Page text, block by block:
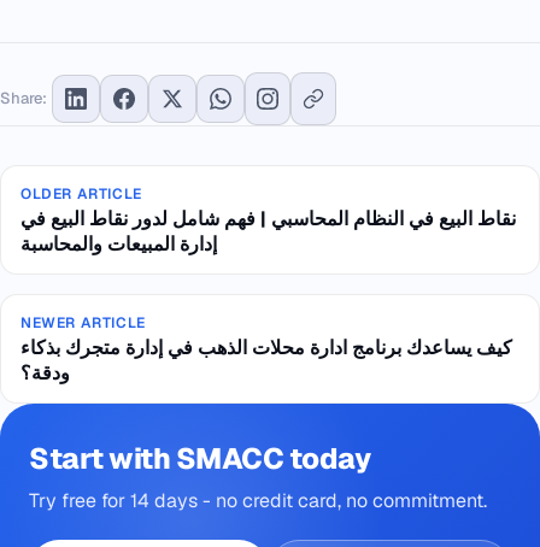
Share:
OLDER ARTICLE
نقاط البيع في النظام المحاسبي | فهم شامل لدور نقاط البيع في
إدارة المبيعات والمحاسبة
NEWER ARTICLE
كيف يساعدك برنامج ادارة محلات الذهب في إدارة متجرك بذكاء
ودقة؟
Start with SMACC today
Try free for 14 days - no credit card, no commitment.